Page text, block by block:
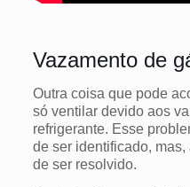
Vazamento de
Outra coisa que pode
só ventilar devido aos
refrigerante. Esse
de ser identificado,
de ser resolvido.